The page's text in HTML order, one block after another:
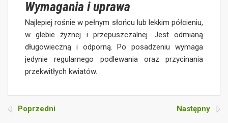
Wymagania i uprawa
Najlepiej rośnie w pełnym słońcu lub lekkim półcieniu,
w glebie żyznej i przepuszczalnej. Jest odmianą
długowieczną i odporną. Po posadzeniu wymaga
jedynie regularnego podlewania oraz przycinania
przekwitłych kwiatów.
Poprzedni Następny